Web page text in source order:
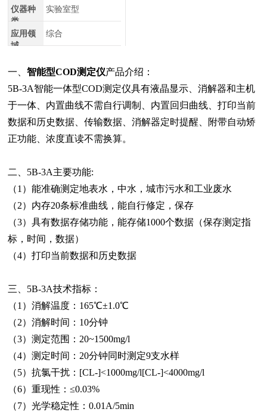
仪器种
类
实验室型
应用领
域
综合
一、智能型COD测定仪产品介绍：
5B-3A智能一体型COD测定仪具有液晶显示、消解器和主机
于一体、内置曲线不需自行调制、内置回归曲线、打印当前
数据和历史数据、传输数据、消解器定时提醒、附带自动矫
正功能、浓度直读不需换算。
二、5B-3A主要功能:
（1）能准确测定地表水，中水，城市污水和工业废水
（2）内存20条标准曲线，能自行修定，保存
（3）具有数据存储功能，能存储1000个数据（保存测定指
标，时间，数据）
（4）打印当前数据和历史数据
三、5B-3A技术指标：
（1）消解温度：165℃±1.0℃
（2）消解时间：10分钟
（3）测定范围：20~1500mg/l
（4）测定时间：20分钟同时测定9支水样
（5）抗氯干扰：[CL-]<1000mg/l[CL-]<4000mg/l
（6）重现性：≤0.03%
（7）光学稳定性：0.01A/5min